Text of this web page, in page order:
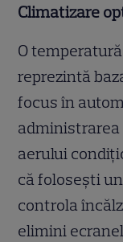
Climatizare
O
reprezintă
focus în
administrarea
aerului
că folosești
controla
elimini